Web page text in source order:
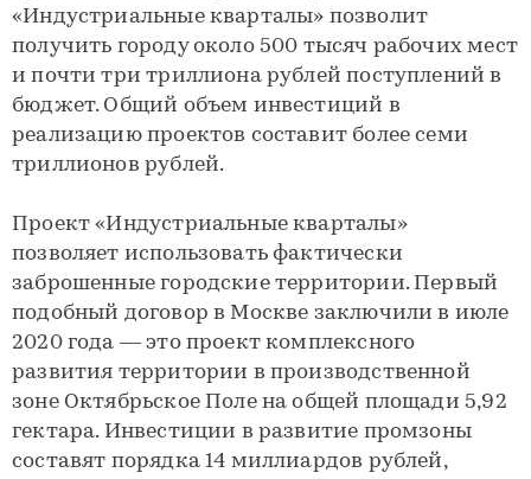
«Индустриальные кварталы» позволит
получить городу около 500 тысяч рабочих мест
и почти три триллиона рублей поступлений в
бюджет. Общий объем инвестиций в
реализацию проектов составит более семи
триллионов рублей.
Проект «Индустриальные кварталы»
позволяет использовать фактически
заброшенные городские территории. Первый
подобный договор в Москве заключили в июле
2020 года — это проект комплексного
развития территории в производственной
зоне Октябрьское Поле на общей площади 5,92
гектара. Инвестиции в развитие промзоны
составят порядка 14 миллиардов рублей,